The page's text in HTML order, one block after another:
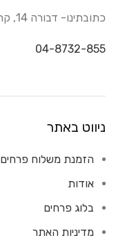
כתובתינו- דבורה 14, קרית מוצקין
04-8732-855
ניווט באתר
הזמנת משלוח פרחים
אודות
בלוג פרחים
מדיניות האתר